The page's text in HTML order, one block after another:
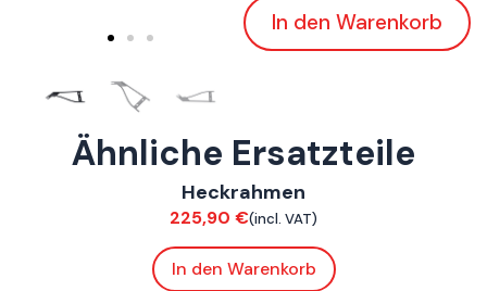
|EN In den Warenkorb
Ähnliche Ersatzteile
FoxE BY FoxE ST
Heckrahmen
225,90 €(incl. VAT)
In den Warenkorb